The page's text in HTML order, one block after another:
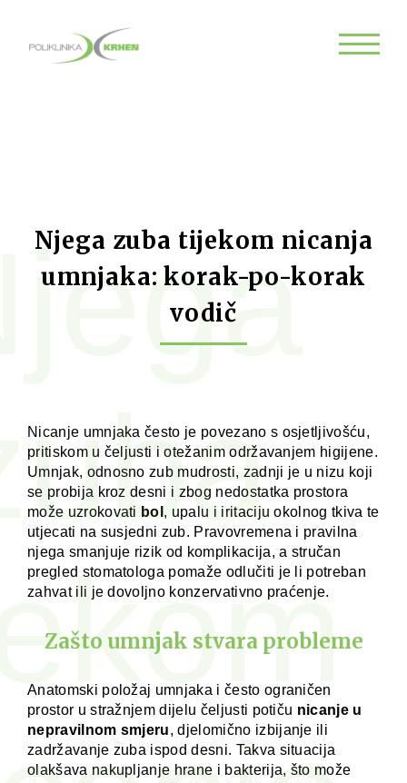
Njega zuba tijekom nicanja
umnjaka: korak-po-korak
vodič
Nicanje umnjaka često je povezano s osjetljivošću,
pritiskom u čeljusti i otežanim održavanjem higijene.
Umnjak, odnosno zub mudrosti, zadnji je u nizu koji
se probija kroz desni i zbog nedostatka prostora
može uzrokovati bol , upalu i iritaciju okolnog tkiva te
utjecati na susjedni zub. Pravovremena i pravilna
njega smanjuje rizik od komplikacija, a stručan
pregled stomatologa pomaže odlučiti je li potreban
zahvat ili je dovoljno konzervativno praćenje.
Zašto umnjak stvara probleme
Anatomski položaj umnjaka i često ograničen
prostor u stražnjem dijelu čeljusti potiču nicanje u
nepravilnom smjeru, djelomično izbijanje ili
zadržavanje zuba ispod desni. Takva situacija
olakšava nakupljanje hrane i bakterija, što može